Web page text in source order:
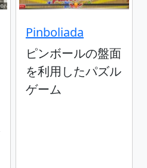
Pinboliada
ピンボールの盤面
を利用したパズル
ゲーム